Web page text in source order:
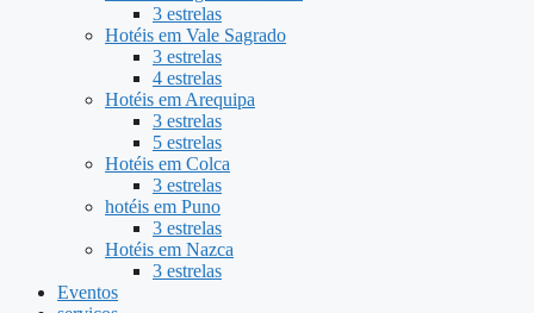
3 estrelas
Hotéis em Vale Sagrado
3 estrelas
4 estrelas
Hotéis em Arequipa
3 estrelas
5 estrelas
Hotéis em Colca
3 estrelas
hotéis em Puno
3 estrelas
Hotéis em Nazca
3 estrelas
Eventos